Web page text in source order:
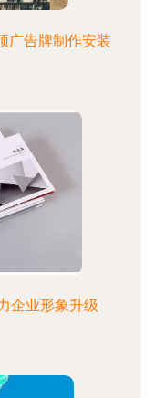
广告牌制作安装
企业形象升级